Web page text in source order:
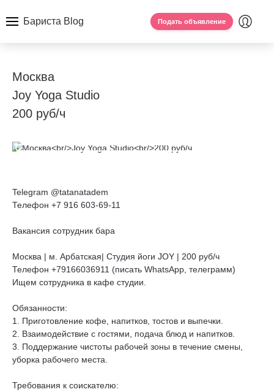
Бариста Blog Подать объявление
Москва
Joy Yoga Studio
200 руб/ч
Telegram @tatanatadem
Телефон +7 916 603-69-11
Вакансия сотрудник бара
Москва | м. Арбатская| Студия йоги JOY | 200 руб/ч
Телефон +79166036911 (писать WhatsApp, телеграмм)
Ищем сотрудника в кафе студии.
Обязанности:
1. Приготовление кофе, напитков, тостов и выпечки.
2. Взаимодействие с гостями, подача блюд и напитков.
3. Поддержание чистоты рабочей зоны в течение смены,
уборка рабочего места.
Требования к соискателю: